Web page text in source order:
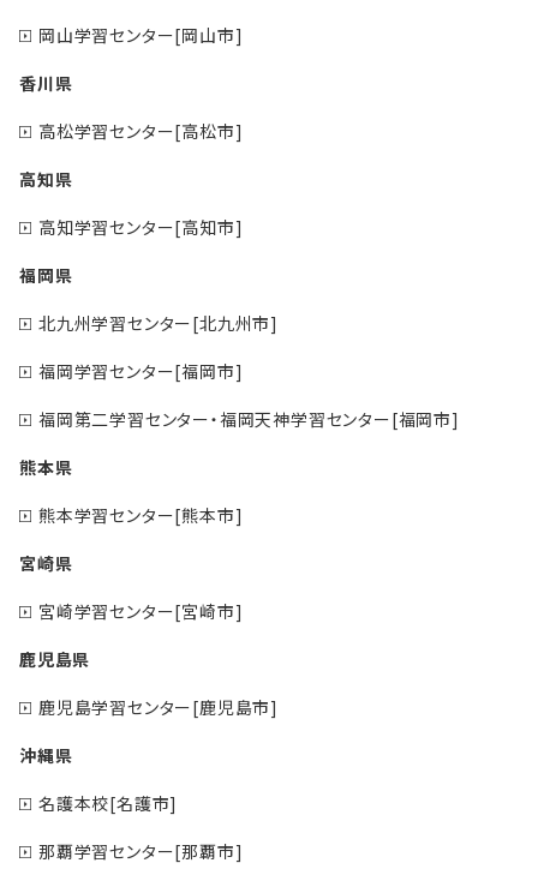
岡山学習センター[岡山市]
香川県
高松学習センター[高松市]
高知県
高知学習センター[高知市]
福岡県
北九州学習センター[北九州市]
福岡学習センター[福岡市]
福岡第二学習センター・福岡天神学習センター[福岡市]
熊本県
熊本学習センター[熊本市]
宮崎県
宮崎学習センター[宮崎市]
鹿児島県
鹿児島学習センター[鹿児島市]
沖縄県
名護本校[名護市]
那覇学習センター[那覇市]